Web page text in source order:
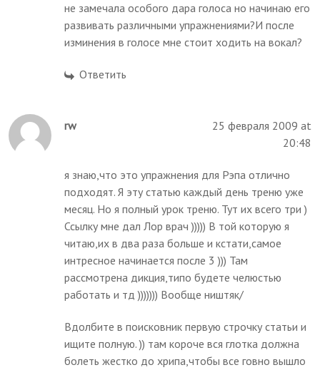
не замечала особого дара голоса но начинаю его
развивать различными упражнениями?И после
изминения в голосе мне стоит ходить на вокал?
Ответить
rw
25 февраля 2009 at
20:48
я знаю,что это упражнения для Рэпа отлично
подходят. Я эту статью каждый день треню уже
месяц. Но я полный урок треню. Тут их всего три )
Ссылку мне дал Лор врач ))))) В той которую я
читаю,их в два раза больше и кстати,самое
интресное начинается после 3 ))) Там
рассмотрена дикция,типо будете челюстью
работать и тд ))))))) Вообще ништяк/
Вдолбите в поисковник первую строчку статьи и
ищите полную. )) там короче вся глотка должна
болеть жестко до хрипа,чтобы все говно вышло